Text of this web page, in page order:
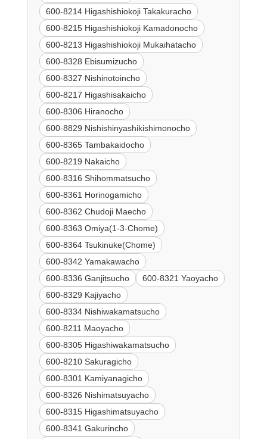
600-8214 Higashishiokoji Takakuracho
600-8215 Higashishiokoji Kamadonocho
600-8213 Higashishiokoji Mukaihatacho
600-8328 Ebisumizucho
600-8327 Nishinotoincho
600-8217 Higashisakaicho
600-8306 Hiranocho
600-8829 Nishishinyashikishimonocho
600-8365 Tambakaidocho
600-8219 Nakaicho
600-8316 Shihommatsucho
600-8361 Horinogamicho
600-8362 Chudoji Maecho
600-8363 Omiya(1-3-Chome)
600-8364 Tsukinuke(Chome)
600-8342 Yamakawacho
600-8336 Ganjitsucho
600-8321 Yaoyacho
600-8329 Kajiyacho
600-8334 Nishiwakamatsucho
600-8211 Maoyacho
600-8305 Higashiwakamatsucho
600-8210 Sakuragicho
600-8301 Kamiyanagicho
600-8326 Nishimatsuyacho
600-8315 Higashimatsuyacho
600-8341 Gakurincho